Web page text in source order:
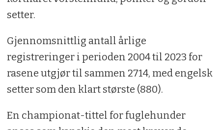
setter.
Gjennomsnittlig antall årlige
registreringer i perioden 2004 til 2023 for
rasene utgjør til sammen 2714, med engelsk
setter som den klart største (880).
En championat-tittel for fuglehunder